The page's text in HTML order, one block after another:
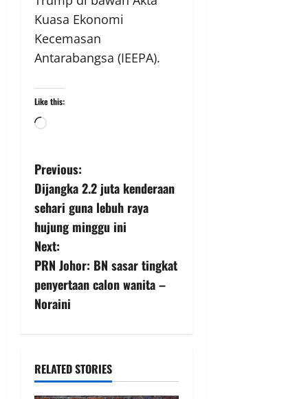
Kuasa Ekonomi
Kecemasan
Antarabangsa (IEEPA).
Like this:
Previous:
Dijangka 2.2 juta kenderaan
sehari guna lebuh raya
hujung minggu ini
Next:
PRN Johor: BN sasar tingkat
penyertaan calon wanita –
Noraini
RELATED STORIES